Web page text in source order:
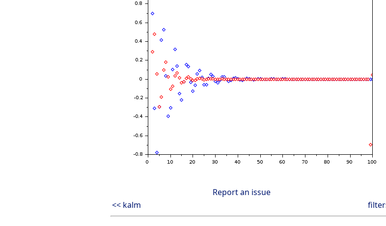
Report an issue
<< kalm